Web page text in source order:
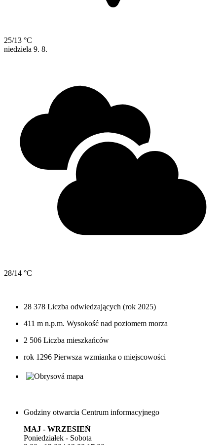
25/13 °C
niedziela 9. 8.
28/14 °C
28 378 Liczba odwiedzających (rok 2025)
411 m n.p.m. Wysokość nad poziomem morza
2 506 Liczba mieszkańców
rok 1296 Pierwsza wzmianka o miejscowości
Godziny otwarcia Centrum informacyjnego
MAJ - WRZESIEŃ
Poniedziałek - Sobota